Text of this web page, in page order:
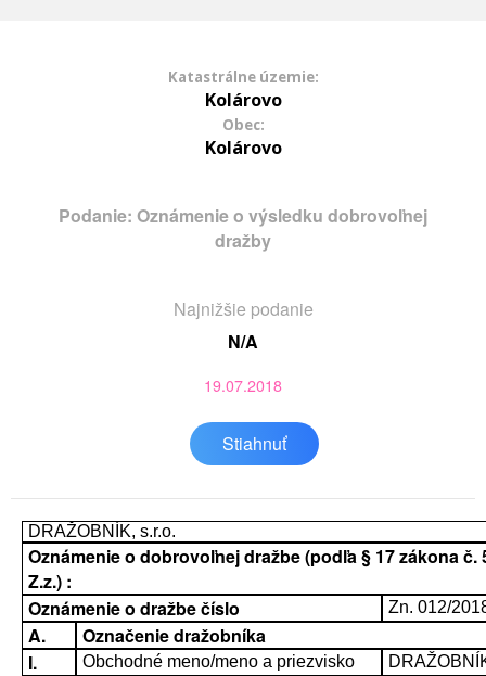
Katastrálne územie:
Kolárovo
Obec:
Kolárovo
Podanie: Oznámenie o výsledku dobrovoľnej
dražby
Najnižšie podanie
N/A
19.07.2018
Stiahnuť
DRAŽOBNÍK, s.r.o.
Oznámenie o dobrovoľnej dražbe (podľa § 17 zákona č.
Z.z.) :
Oznámenie o dražbe číslo
Zn. 012/
A.
Označenie dražobníka
I.
Obchodné meno/meno a priezvisko